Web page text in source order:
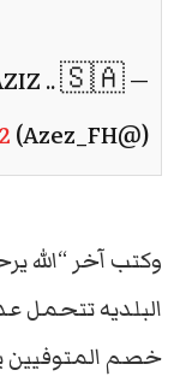
(@Azez_FH)
وكتب آخر “الله
البلديه تتحمل